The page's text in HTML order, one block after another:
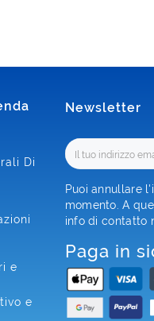
Di
e
e
Newsletter
Puoi annullare
momento. A
info di contatto
Paga in